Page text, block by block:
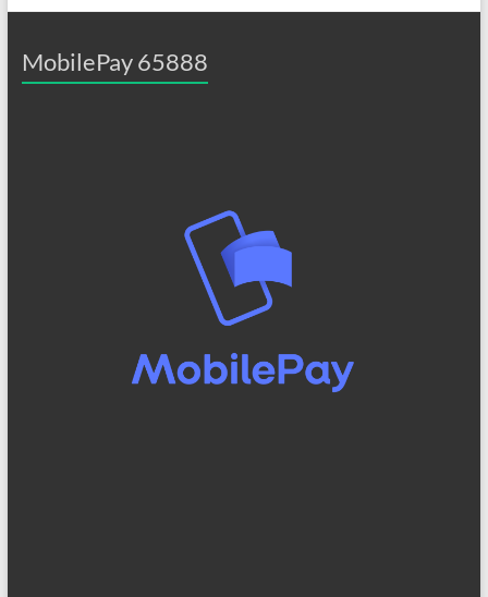
MobilePay 65888